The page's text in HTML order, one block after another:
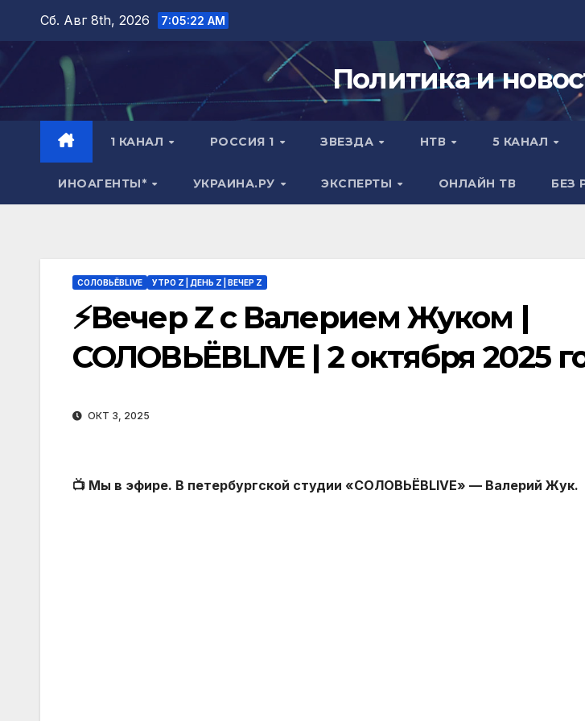
Перейти
содержимому
Сб. Авг 8th, 2026 7:05:23 AM
Политика и
1 КАНАЛ РОССИЯ 1 ЗВЕЗДА НТВ 5 КАНАЛ
ИНОАГЕНТЫ* УКРАИНА.РУ ЭКСПЕРТЫ ОНЛАЙН ТВ БЕЗ
СОЛОВЬЁВLIVE УТРО Z | ДЕНЬ Z | ВЕЧЕР Z
⚡️Вечер Z с Валерием Жуком |
СОЛОВЬЁВLIVE | 2 октября 2025
ОКТ 3, 2025
📺 Мы в эфире. В петербургской студии «СОЛОВЬЁВLIVE» — Валерий Жук.